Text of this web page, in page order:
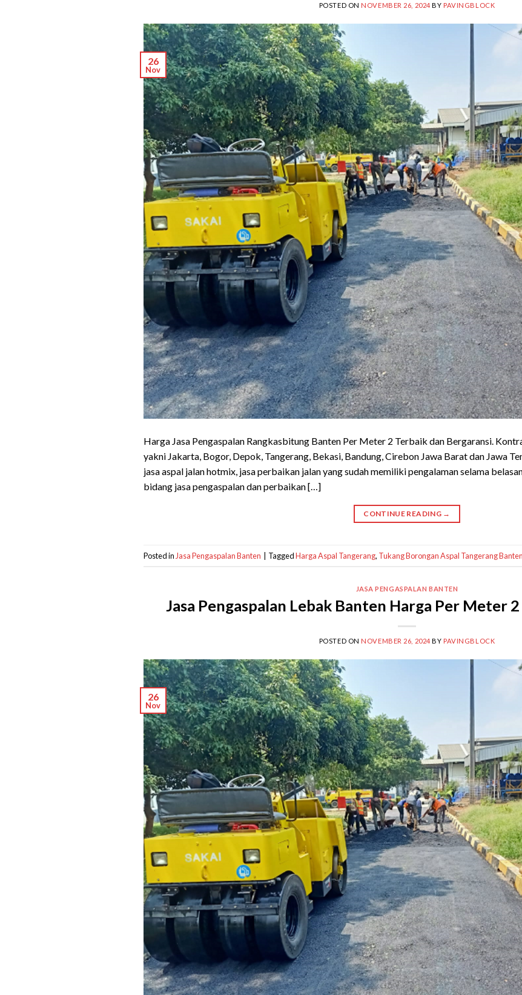
POSTED ON NOVEMBER 26, 2024 BY PAVINGBLOCK
26
Nov
Harga Jasa Pengaspalan Rangkasbitung Banten Per Meter 2 Terbaik dan Bergaransi.
yakni Jakarta, Bogor, Depok, Tangerang, Bekasi, Bandung, Cirebon Jawa Barat dan Jawa
jasa aspal jalan hotmix, jasa perbaikan jalan yang sudah memiliki pengalaman selama
bidang jasa pengaspalan dan perbaikan […]
CONTINUE READING →
Posted in Jasa Pengaspalan Banten TaggedHarga Aspal Tangerang, Tukang Borongan Aspal Tangerang Banten
JASA PENGASPALAN BANTEN
Jasa Pengaspalan Lebak Banten Harga Per Meter
POSTED ON NOVEMBER 26, 2024 BY PAVINGBLOCK
26
Nov